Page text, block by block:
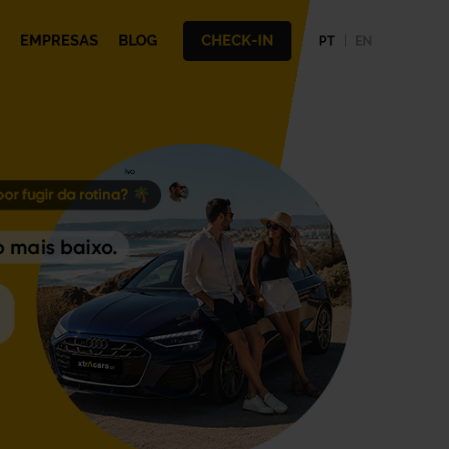
EMPRESAS BLOG CHECK-IN PT